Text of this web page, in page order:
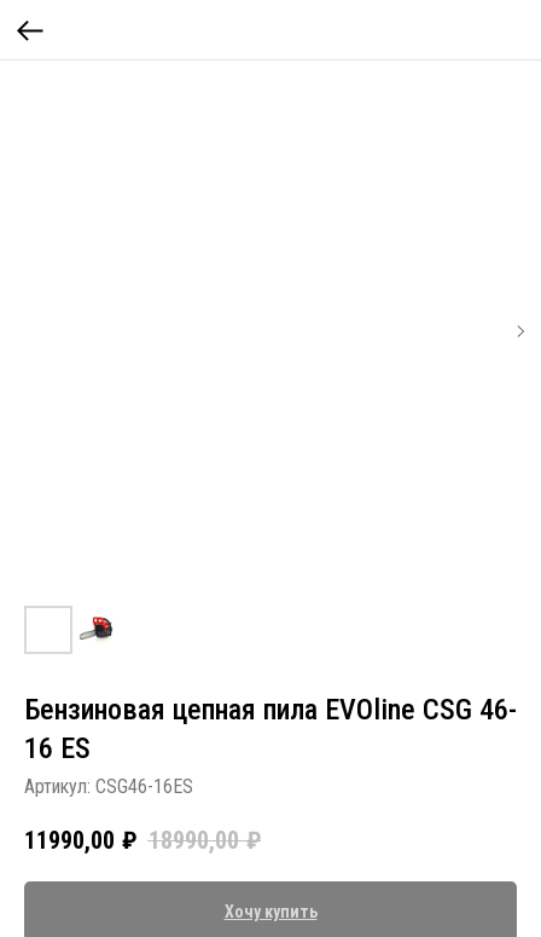
Бензиновая цепная пила EVOline CSG 46-
16 ES
Артикул: CSG46-16ES
11990,00 ₽ 18990,00 ₽
Хочу купить